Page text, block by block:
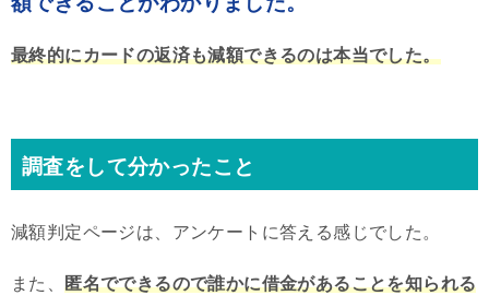
最終的にカードの返済も減額できるのは本当でした。
調査をして分かったこと
減額判定ページは、アンケートに答える感じでした。
また、匿名でできるので誰かに借金があることを知られる